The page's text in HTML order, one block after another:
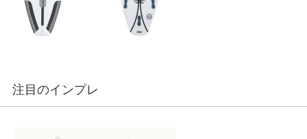
注目のインプレ